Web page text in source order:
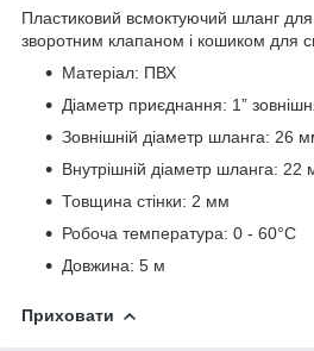
Пластиковий всмоктуючий шланг для
зворотним клапаном і кошиком для
Матеріал: ПВХ
Діаметр приєднання: 1”
Зовнішній діаметр шланга: 26
Внутрішній діаметр шланга: 22
Товщина стінки: 2 мм
Робоча температура: 0 - 60°C
Довжина: 5 м
Приховати